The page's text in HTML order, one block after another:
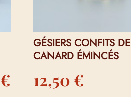
€ Plage
GÉSIERS CONFITS DE
CANARD ÉMINCÉS
12,50 €